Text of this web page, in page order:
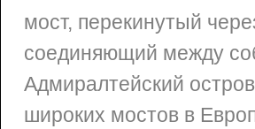
мост, перекинутый
соединяющий между
Адмиралтейский
широких мостов в